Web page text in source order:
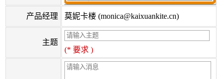
产品经理 莫妮卡楼 (monica@kaixuankite.cn)
主题
(* 要求 )